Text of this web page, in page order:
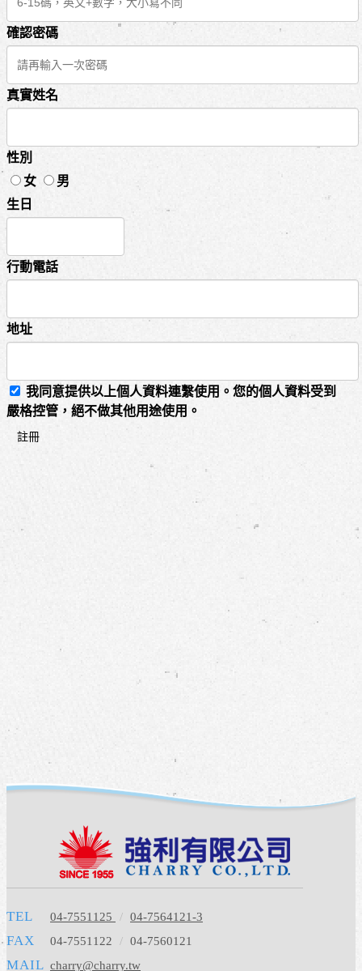
確認密碼
真實姓名
性別
女
男
生日
行動電話
地址
我同意提供以上個人資料連繫使用。您的個人資料受到
嚴格控管，絕不做其他用途使用。
註冊
TEL 04-7551125 / 04-7564121-3
FAX 04-7551122 / 04-7560121
MAIL charry@charry.tw